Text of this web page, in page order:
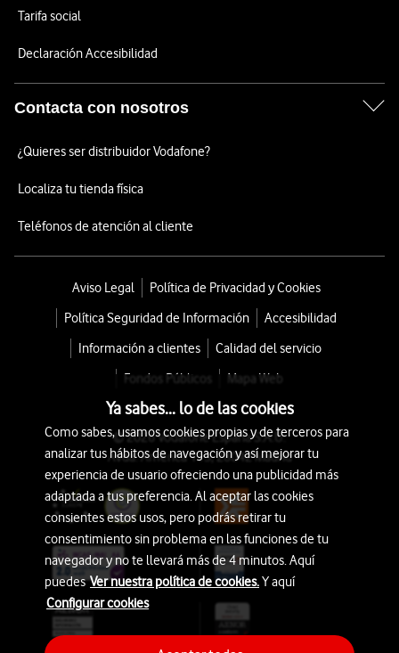
Tarifa social
Declaración Accesibilidad
Contacta con nosotros
¿Quieres ser distribuidor Vodafone?
Localiza tu tienda física
Teléfonos de atención al cliente
Aviso Legal
Política de Privacidad y Cookies
Política Seguridad de Información
Accesibilidad
Información a clientes
Calidad del servicio
Fondos Públicos
Mapa Web
© 2026 Vodafone España S.A.U.
Avda. América 115, 28042 Madrid
Ya sabes... lo de las cookies
Como sabes, usamos cookies propias y de terceros para
analizar tus hábitos de navegación y así mejorar tu
experiencia de usuario ofreciendo una publicidad más
adaptada a tus preferencia. Al aceptar las cookies
consientes estos usos, pero podrás retirar tu
consentimiento sin problema en las funciones de tu
navegador y no te llevará más de 4 minutos. Aquí
puedesVer nuestra política de cookies.Y aquí
Configurar cookies